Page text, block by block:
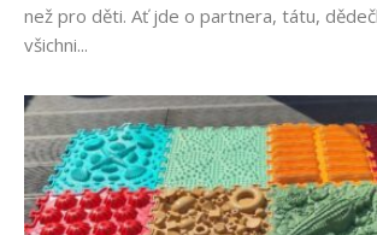
než pro děti. Ať jde o partnera, tátu,
všichni...